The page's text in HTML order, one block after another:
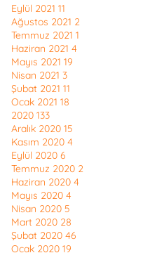
Eylül 2021 11
Ağustos 2021 2
Temmuz 2021 1
Haziran 2021 4
Mayıs 2021 19
Nisan 2021 3
Şubat 2021 11
Ocak 2021 18
2020 133
Aralık 2020 15
Kasım 2020 4
Eylül 2020 6
Temmuz 2020 2
Haziran 2020 4
Mayıs 2020 4
Nisan 2020 5
Mart 2020 28
Şubat 2020 46
Ocak 2020 19